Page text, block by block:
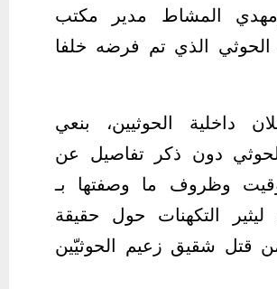
المشاط مدير مكتب
الحوثي الذي تم فرضه خلفا
داخلية الحوثيين، بنعي
دون ذكر تفاصيل عن
وظروف ما وصفتها بـ
ليثير التكهنات حول حقيقة
قتل شقيق زعيم الحوثيّين